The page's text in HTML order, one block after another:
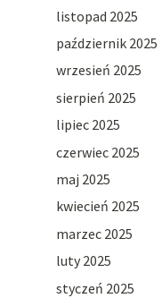
listopad 2025
październik 2025
wrzesień 2025
sierpień 2025
lipiec 2025
czerwiec 2025
maj 2025
kwiecień 2025
marzec 2025
luty 2025
styczeń 2025